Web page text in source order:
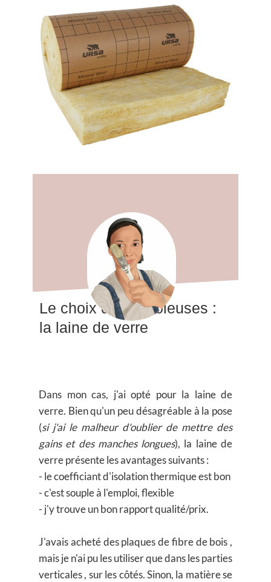
Le choix des bricoleuses :
la laine de verre
Dans mon cas, j'ai opté pour la laine de
verre. Bien qu'un peu désagréable à la pose
(si j'ai le malheur d'oublier de mettre des
gains et des manches longues), la laine de
verre présente les avantages suivants :
- le coefficiant d'isolation thermique est bon
- c'est souple à l'emploi, flexible
- j'y trouve un bon rapport qualité/prix.
J'avais acheté des plaques de fibre de bois ,
mais je n'ai pu les utiliser que dans les parties
verticales , sur les côtés. Sinon, la matière se